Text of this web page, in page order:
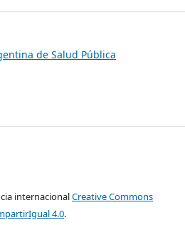
de Salud Pública
internacionalCreative Commons
4.0.